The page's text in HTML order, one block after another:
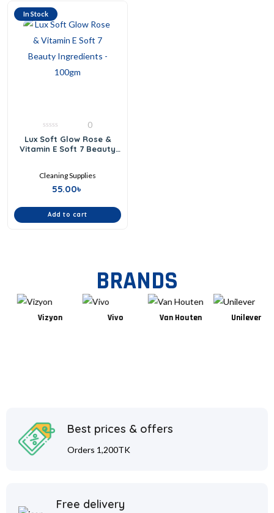
In Stock
0
out
of
0
Lux Soft Glow Rose &
Vitamin E Soft 7 Beauty
Cleaning Supplies
55.00৳
Add to cart
BRANDS
Vizyon Vivo Van Houten Unilever
Best prices & offers
Orders 1,200TK
Free delivery